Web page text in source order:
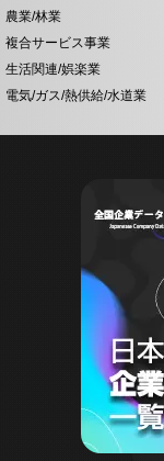
農業/林業
複合サービス事業
生活関連/娯楽業
電気/ガス/熱供給/水道業